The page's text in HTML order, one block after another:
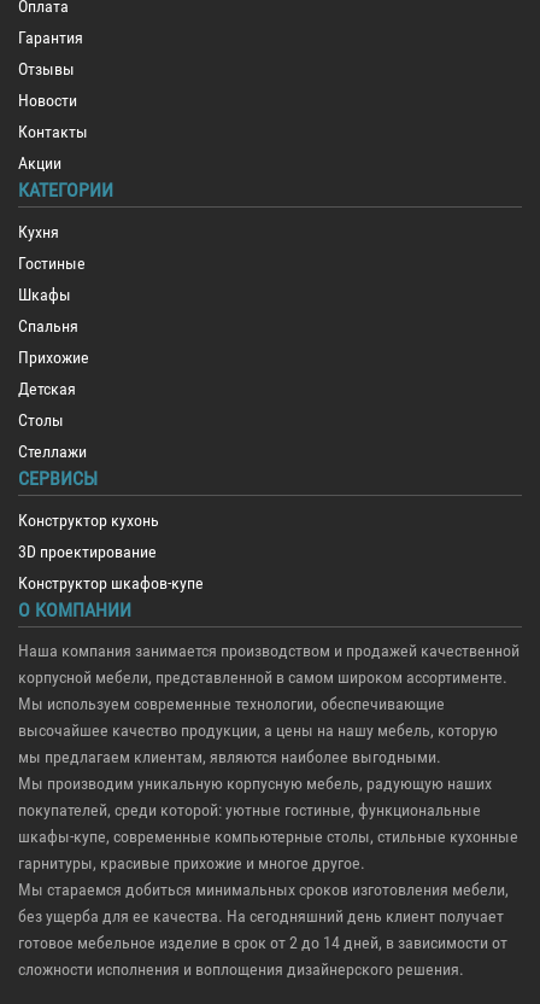
Оплата
Гарантия
Отзывы
Новости
Контакты
Акции
КАТЕГОРИИ
Кухня
Гостиные
Шкафы
Спальня
Прихожие
Детская
Столы
Стеллажи
СЕРВИСЫ
Конструктор кухонь
3D проектирование
Конструктор шкафов-купе
О КОМПАНИИ
Наша компания занимается производством и продажей качественной
корпусной мебели, представленной в самом широком ассортименте.
Мы используем современные технологии, обеспечивающие
высочайшее качество продукции, а цены на нашу мебель, которую
мы предлагаем клиентам, являются наиболее выгодными.
Мы производим уникальную корпусную мебель, радующую наших
покупателей, среди которой: уютные гостиные, функциональные
шкафы-купе, современные компьютерные столы, стильные кухонные
гарнитуры, красивые прихожие и многое другое.
Мы стараемся добиться минимальных сроков изготовления мебели,
без ущерба для ее качества. На сегодняшний день клиент получает
готовое мебельное изделие в срок от 2 до 14 дней, в зависимости от
сложности исполнения и воплощения дизайнерского решения.